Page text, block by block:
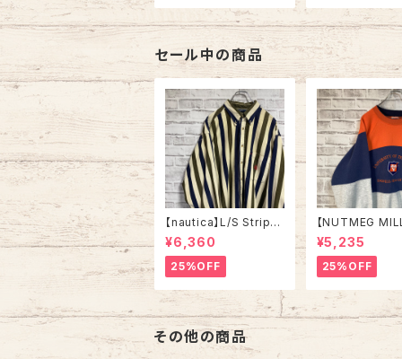
立大学 コートランド校
USA製 アメリカ USA
ケンタッキーダ
001 ジョッキー サラブ
レッド アメリカ
着
セール中の商品
【nautica】L/S Stripe
Corduroy Shirt L 90
s ノーティカ ストライプ
コーデュロイ シャツ ボ
タンダウン 長袖 ワンポ
イントロゴ 刺繍ロゴ 旧
タグ USA アメリカ 古着
¥6,360
25%OFF
【NUTMEG
weat XL Made
A 90s
OF
tage ナツメグミ
レッジモノ カレ
テネシー大学 ス
トレーナー ヴィ
¥5,235
25%OFF
その他の商品